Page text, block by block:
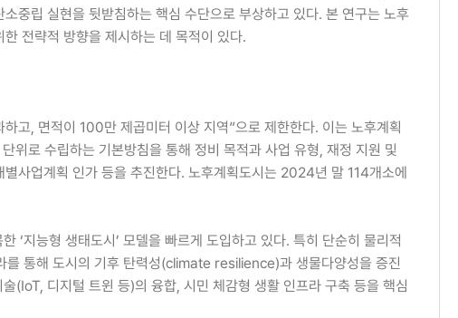
중립 실현을 뒷받침하는 핵심 수단으로 부상하고 있다. 본 연구는 노후
전략적 방향을 제시하는 데 목적이 있다.
고, 면적이 100만 제곱미터 이상 지역”으로 제한한다. 이는 노후계획
위로 수립하는 기본방침을 통해 정비 목적과 사업 유형, 재정 지원 및
사업계획 인가 등을 추진한다. 노후계획도시는 2024년 말 114개소에
‘지능형 생태도시’ 모델을 빠르게 도입하고 있다. 특히 단순히 물리적
를 통해 도시의 기후 탄력성(climate resilience)과 생물다양성을 증진
(IoT, 디지털 트윈 등)의 융합, 시민 체감형 생활 인프라 구축 등을 핵심